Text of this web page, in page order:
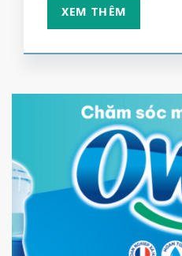
XEM THÊM